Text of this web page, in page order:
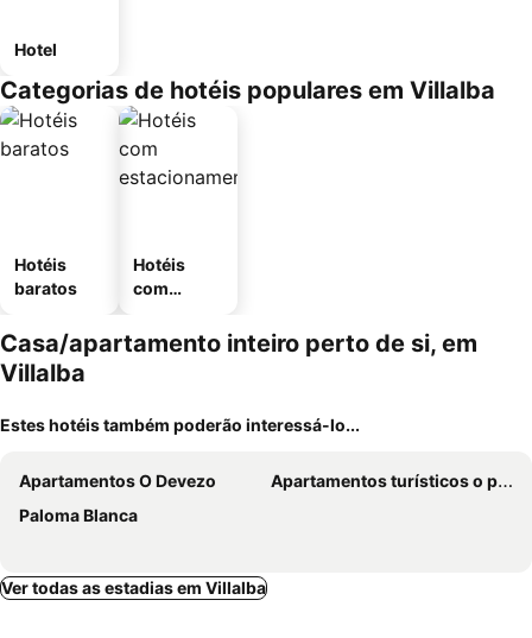
Hotel
Categorias de hotéis populares em Villalba
Hotéis
baratos
Hotéis
com
mento
Casa/apartamento inteiro perto de si, em
Villalba
Estes hotéis também poderão interessá-lo...
Apartamentos O Devezo
Apartamentos turísticos o palomar
Paloma Blanca
Ver todas as estadias em Villalba